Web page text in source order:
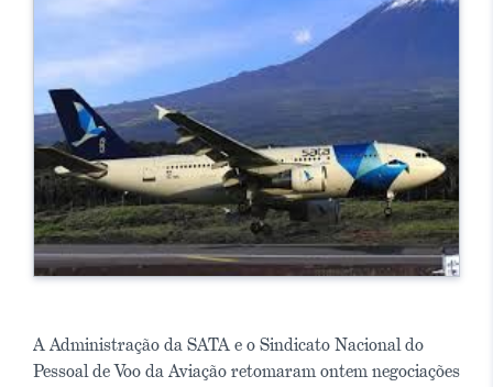
A Administração da SATA e o Sindicato Nacional do
Pessoal de Voo da Aviação retomaram ontem negociações